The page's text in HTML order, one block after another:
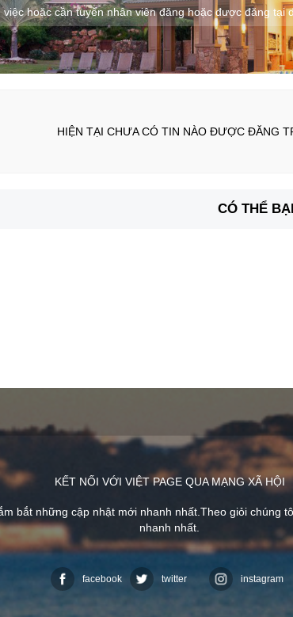
việc hoặc cần tuyển nhân viên đăng hoặc được đăng tại
HIỆN TẠI CHƯA CÓ TIN NÀO ĐƯỢC ĐĂNG
CÓ THỂ
KẾT NỐI VỚI VIỆT PAGE QUA MẠNG XÃ HỘI
bắt những cập nhật mới nhanh nhất.Theo giỏi chúng
nhanh nhất.
facebook twitter instagram